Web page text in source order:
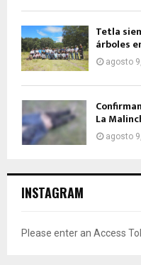
Tetla
árboles
agosto
La
agosto
INSTAGRAM
Please enter an Access